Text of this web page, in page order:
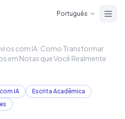
Português
com IA: Como Transformar
em Notas que Você Realmente
IA
Escrita Acadêmica